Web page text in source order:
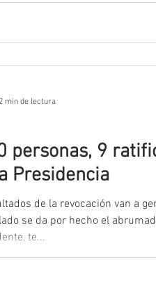
personas, 9
Presidencia
de la revocación van a
da por hecho el abrumador
te...
2 min de lectura